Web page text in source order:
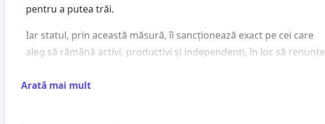
pentru a putea trăi.
Iar statul, prin această măsură, îi sancționează exact pe cei care
aleg să rămână activi, productivi și independenți, în loc să renunțe
Arată mai mult